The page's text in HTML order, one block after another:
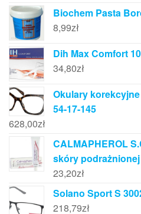
Biochem Pasta
8,99zł
Dih Max Comfort
34,80zł
Okulary korekcyjne
54-17-145
628,00zł
CALMAPHEROL
skóry podrażnionej
23,20zł
Solano Sport S
218,79zł